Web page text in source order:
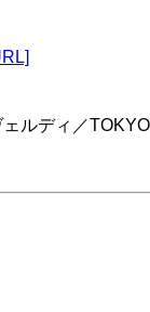
ルディ／